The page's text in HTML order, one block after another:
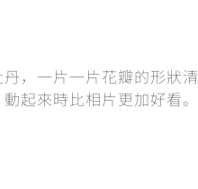
，一片一片花瓣的形狀清
起來時比相片更加好看。